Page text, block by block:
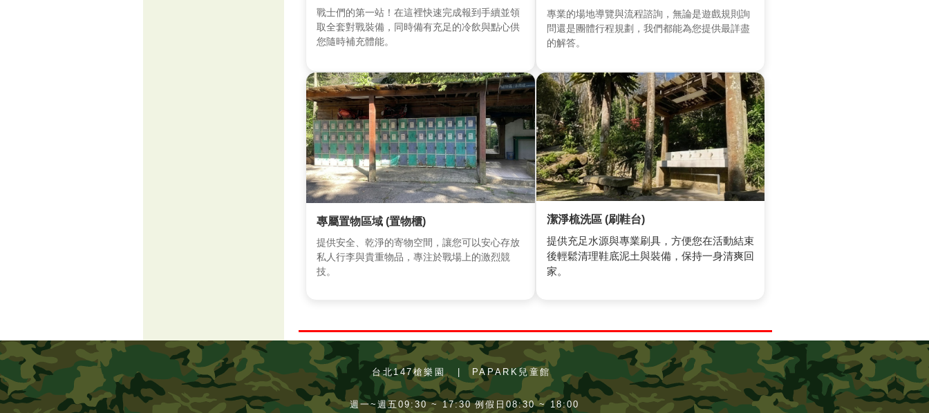
戰士們的第一站！在這裡快速完成報到手續並領
取全套對戰裝備，同時備有充足的冷飲與點心供
您隨時補充體能。
專業的場地導覽與流程諮詢，無論是遊戲規則詢
問還是團體行程規劃，我們都能為您提供最詳盡
的解答。
專屬置物區域 (置物櫃)
提供安全、乾淨的寄物空間，讓您可以安心存放
私人行李與貴重物品，專注於戰場上的激烈競
技。
潔淨梳洗區 (刷鞋台)
提供充足水源與專業刷具，方便您在活動結束
後輕鬆清理鞋底泥土與裝備，保持一身清爽回
家。
台北147槍樂園 PAPARK兒童館
週一~週五09:30 ~ 17:30 例假日08:30 ~ 18:00